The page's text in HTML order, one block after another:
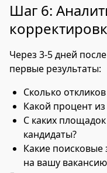
Шаг 6:
Через 3-5 дней
первые результаты:
Сколько
Какой процент
С каких
кандидаты?
Какие поисковые
на вашу